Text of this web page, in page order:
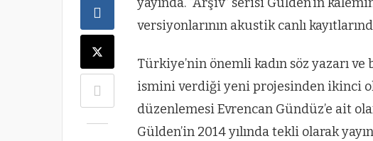
versiyonlarının akustik canlı
Türkiye’nin önemli kadın söz yazarı
ismini verdiği yeni projesinden ikinci
düzenlemesi Evrencan Gündüz’e ait
Gülden’in 2014 yılında tekli olarak